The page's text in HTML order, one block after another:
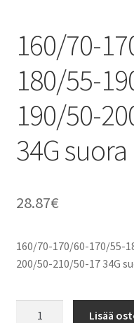
160/70-
180/55-
190/50-
34G suora
28.87€
160/70-170/60-170/55-
200/50-210/50-17 34G
Lisää